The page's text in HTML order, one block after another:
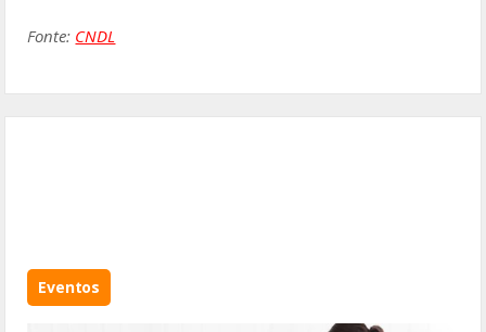
Fonte: CNDL
Eventos